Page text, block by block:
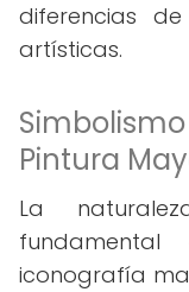
diferencias
artísticas.
Pintura
La
iconografía